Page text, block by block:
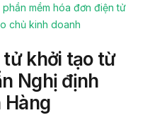
mềm hóa đơn điện tử
chủ kinh doanh
tử khởi tạo từ
Nghị định
Hàng